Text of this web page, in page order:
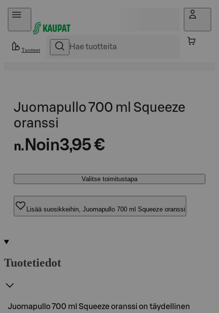
Hyppää sisältöön
Tuotteet
Juomapullo 700 ml Squeeze
oranssi
n. Noin3,95 €
Valitse toimitustapa
Lisää suosikkeihin, Juomapullo 700 ml Squeeze oranssi
Tuotetiedot
Juomapullo 700 ml Squeeze oranssi on täydellinen